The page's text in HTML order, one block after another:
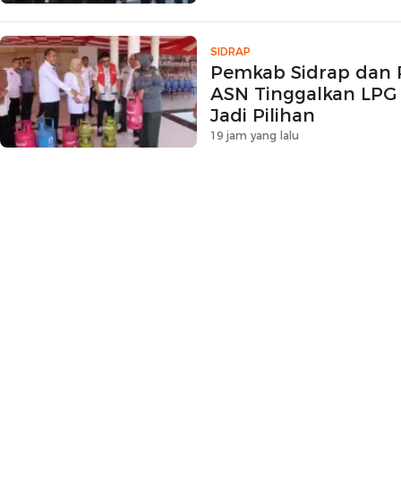
SIDRAP
Pemkab Sidrap
ASN Tinggalkan
Jadi Pilihan
19 jam yang lalu